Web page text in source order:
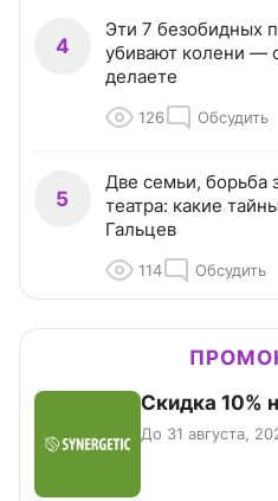
4
Эти 7 безобидных
убивают колени —
делаете
126 Обсудить
5
Две семьи, борьба
театра: какие
Гальцев
114 Обсудить
Скидка 10%
До 31 августа,